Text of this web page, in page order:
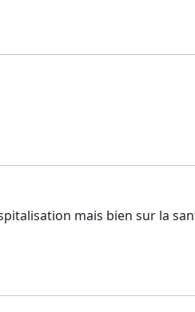
mais bien sur la